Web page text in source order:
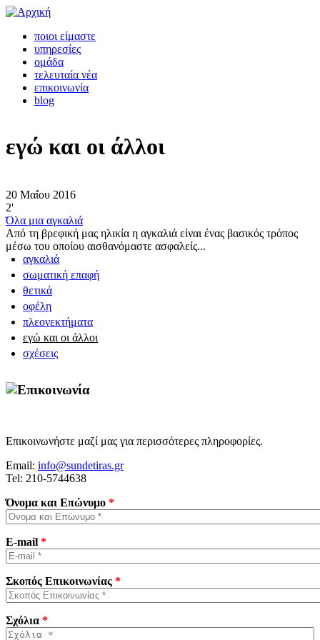
ποιοι είμαστε
υπηρεσίες
ομάδα
τελευταία νέα
επικοινωνία
blog
εγώ και οι άλλοι
20 Μαΐου 2016
2'
Όλα μια αγκαλιά
Από τη βρεφική μας ηλικία η αγκαλιά είναι ένας βασικός τρόπος
μέσω του οποίου αισθανόμαστε ασφαλείς...
αγκαλιά
σωματική επαφή
θετικά
οφέλη
πλεονεκτήματα
εγώ και οι άλλοι
σχέσεις
Επικοινωνήστε μαζί μας για περισσότερες πληροφορίες.
Email: info@sundetiras.gr
Tel: 210-5744638
Όνομα και Επώνυμο *
E-mail *
Σκοπός Επικοινωνίας *
Σχόλια *